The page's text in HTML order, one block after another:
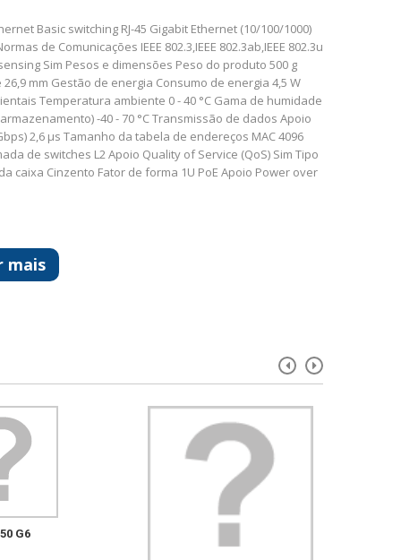
Basic switching RJ-45 Gigabit Ethernet (10/100/1000)
de Comunicações IEEE 802.3,IEEE 802.3ab,IEEE 802.3u
Sim Pesos e dimensões Peso do produto 500 g
mm Gestão de energia Consumo de energia 4,5 W
Temperatura ambiente 0 - 40 °C Gama de humidade
-40 - 70 °C Transmissão de dados Apoio
2,6 µs Tamanho da tabela de endereços MAC 4096
de switches L2 Apoio Quality of Service (QoS) Sim Tipo
caixa Cinzento Fator de forma 1U PoE Apoio Power over
mais
G6